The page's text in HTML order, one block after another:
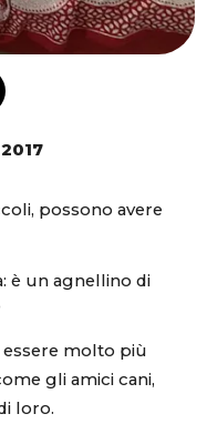
possono avere
è un agnellino di
molto più
gli amici cani,
loro.